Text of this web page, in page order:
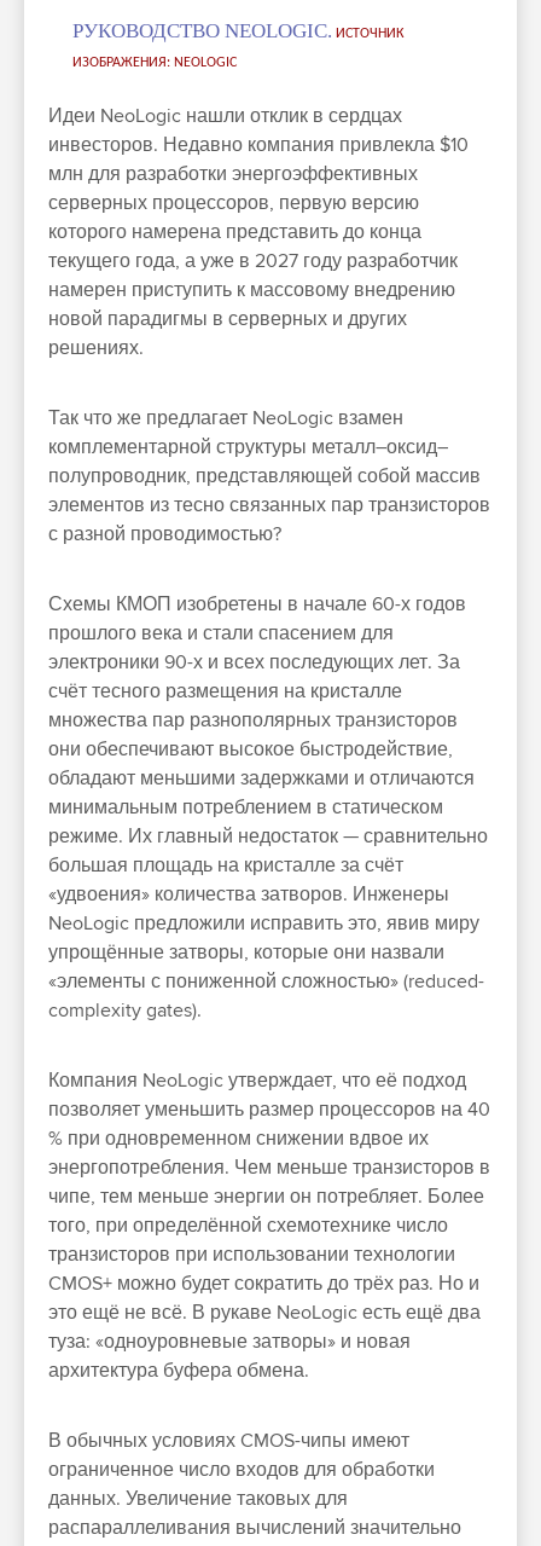
РУКОВОДСТВО NEOLOGIC. ИСТОЧНИК
ИЗОБРАЖЕНИЯ: NEOLOGIC
Идеи NeoLogic нашли отклик в сердцах
инвесторов. Недавно компания привлекла $10
млн для разработки энергоэффективных
серверных процессоров, первую версию
которого намерена представить до конца
текущего года, а уже в 2027 году разработчик
намерен приступить к массовому внедрению
новой парадигмы в серверных и других
решениях.
Так что же предлагает NeoLogic взамен
комплементарной структуры металл–оксид–
полупроводник, представляющей собой массив
элементов из тесно связанных пар транзисторов
с разной проводимостью?
Схемы КМОП изобретены в начале 60-х годов
прошлого века и стали спасением для
электроники 90-х и всех последующих лет. За
счёт тесного размещения на кристалле
множества пар разнополярных транзисторов
они обеспечивают высокое быстродействие,
обладают меньшими задержками и отличаются
минимальным потреблением в статическом
режиме. Их главный недостаток — сравнительно
большая площадь на кристалле за счёт
«удвоения» количества затворов. Инженеры
NeoLogic предложили исправить это, явив миру
упрощённые затворы, которые они назвали
«элементы с пониженной сложностью» (reduced-
complexity gates).
Компания NeoLogic утверждает, что её подход
позволяет уменьшить размер процессоров на 40
% при одновременном снижении вдвое их
энергопотребления. Чем меньше транзисторов в
чипе, тем меньше энергии он потребляет. Более
того, при определённой схемотехнике число
транзисторов при использовании технологии
CMOS+ можно будет сократить до трёх раз. Но и
это ещё не всё. В рукаве NeoLogic есть ещё два
туза: «одноуровневые затворы» и новая
архитектура буфера обмена.
В обычных условиях CMOS-чипы имеют
ограниченное число входов для обработки
данных. Увеличение таковых для
распараллеливания вычислений значительно